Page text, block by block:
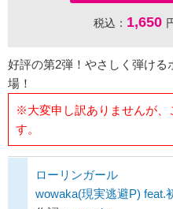
税込： 1,650
好評の第2弾！やさしく弾ける
場！
※大変申し訳ありませんが、
す。
ローリンガール
wowaka(現実逃避P) feat.